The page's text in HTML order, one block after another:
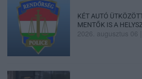
KÉT AUTÓ
MENTŐK IS A
2026. augusztus 06